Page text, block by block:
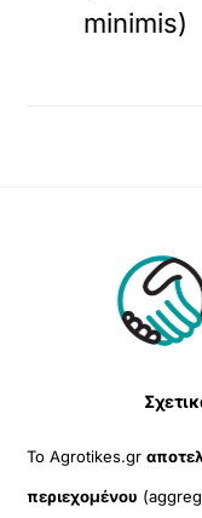
minimis)
Το Agrotikes.gr
περιεχομένου